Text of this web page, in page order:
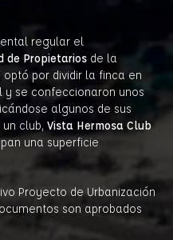
regular el
de Propietarios de la
optó por dividir la finca en
y se confeccionaron unos
algunos de sus
un club, Vista Hermosa Club
una superficie
Proyecto de Urbanización
son aprobados